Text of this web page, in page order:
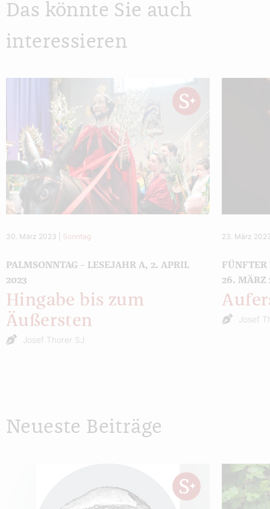
Das könnte Sie auch
interessieren
30. März 2023 Sonntag
PALMSONNTAG – LESEJAHR A, 2. APRIL
2023
Hingabe bis zum
Äußersten
Josef Thorer SJ
23. März
FÜNFTER
26. MÄRZ
Josef
Neueste Beiträge